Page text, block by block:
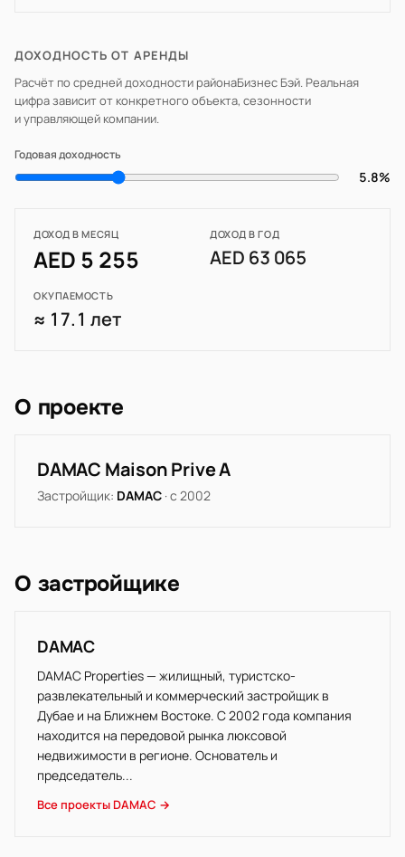
ДОХОДНОСТЬ ОТ АРЕНДЫ
Расчёт по средней доходности районаБизнес Бэй. Реальная
цифра зависит от конкретного объекта, сезонности
и управляющей компании.
Годовая доходность
5.8%
ДОХОД В МЕСЯЦ
AED 5 255
ДОХОД В ГОД
AED 63 065
ОКУПАЕМОСТЬ
≈ 17.1 лет
О проекте
DAMAC Maison Prive A
Застройщик: DAMAC · с 2002
О застройщике
DAMAC
DAMAC Properties — жилищный, туристско-
развлекательный и коммерческий застройщик в
Дубае и на Ближнем Востоке. С 2002 года компания
находится на передовой рынка люксовой
недвижимости в регионе. Основатель и
председатель...
Все проекты DAMAC →